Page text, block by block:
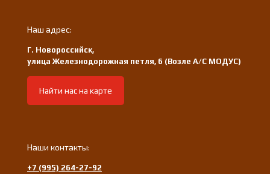
Наш адрес:
Г. Новороссийск,
улица Железнодорожная петля, 6 (Возле А/С МОДУС)
Найти нас на карте
Наши контакты:
+7 (995) 264-27-92